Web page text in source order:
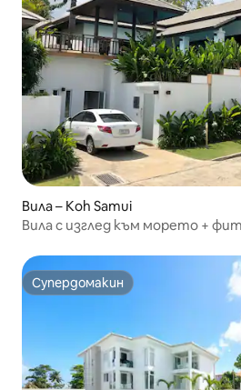
Вила – Koh Samui
Вила с изглед към морето +
Супердомакин
Супердомакин